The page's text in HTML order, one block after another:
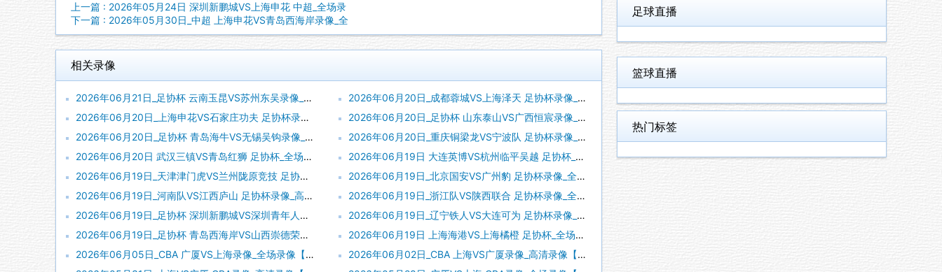
上一篇 : 2026年05月24日 深圳新鹏城VS上海申花 中超_全场录
下一篇 : 2026年05月30日_中超 上海申花VS青岛西海岸录像_全
相关录像
2026年06月21日_足协杯 云南玉昆VS苏州东吴录像_高清录像【全场回放】
2026年06月20日_成都蓉城VS上海泽天 足协杯录像_全场录像【视频集锦】
2026年06月20日_上海申花VS石家庄功夫 足协杯录像_高清录像【全场回放】
2026年06月20日_足协杯 山东泰山VS广西恒宸录像_全场录像【视频集锦】
2026年06月20日_足协杯 青岛海牛VS无锡吴钩录像_高清录像【全场回放】
2026年06月20日_重庆铜梁龙VS宁波队 足协杯录像_全场录像【高清回放】
2026年06月20日 武汉三镇VS青岛红狮 足协杯_全场录像【视频集锦】
2026年06月19日 大连英博VS杭州临平吴越 足协杯_全场录像【视频集锦】
2026年06月19日_天津津门虎VS兰州陇原竞技 足协杯录像_全场录像【全场回放】
2026年06月19日_北京国安VS广州豹 足协杯录像_全场录像【全场回放】
2026年06月19日_河南队VS江西庐山 足协杯录像_高清录像【全场回放】
2026年06月19日_浙江队VS陕西联合 足协杯录像_全场录像【全场回放】
2026年06月19日_足协杯 深圳新鹏城VS深圳青年人录像_全场录像【视频集锦】
2026年06月19日_辽宁铁人VS大连可为 足协杯录像_全场录像【视频集锦】
2026年06月19日_足协杯 青岛西海岸VS山西崇德荣海录像_全场录像【全场回放】
2026年06月19日 上海海港VS上海橘橙 足协杯_全场录像【全场回放】
2026年06月05日_CBA 广厦VS上海录像_全场录像【高清回放】
2026年06月02日_CBA 上海VS广厦录像_高清录像【全场回放】
足球直播
篮球直播
热门标签